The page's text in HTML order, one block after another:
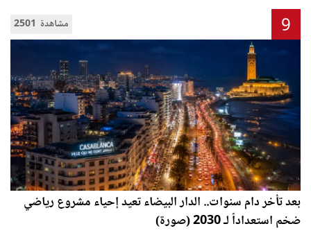
2501 مشاهدة 9
بعد تأخر دام سنوات.. الدار البيضاء تعيد إحياء مشروع رياضي
ضخم استعداداً لـ 2030 (صورة)